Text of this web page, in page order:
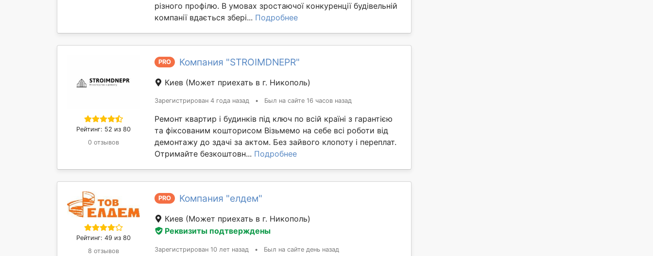
різного профілю. В умовах зростаючої конкуренції будівельній
компанії вдається збері... Подробнее
Рейтинг: 52 из 80
0 отзывов
PRO Компания "STROIMDNEPR"
Киев (Может приехать в г. Никополь)
Зарегистрирован 4 года назад • Был на сайте 16 часов назад
Ремонт квартир і будинків під ключ по всій країні з гарантією
та фіксованим кошторисом Візьмемо на себе всі роботи від
демонтажу до здачі за актом. Без зайвого клопоту і переплат.
Отримайте безкоштовн... Подробнее
Рейтинг: 49 из 80
8 отзывов
PRO Компания "елдем"
Киев (Может приехать в г. Никополь)
Реквизиты подтверждены
Зарегистрирован 10 лет назад • Был на сайте день назад